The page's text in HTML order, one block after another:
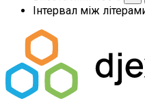
Інтервал між